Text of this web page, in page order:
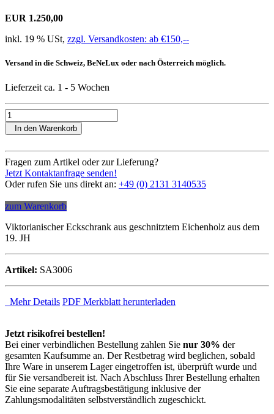
EUR 1.250,00
inkl. 19 % USt, zzgl. Versandkosten: ab €150,--
Versand in die Schweiz, BeNeLux oder nach Österreich möglich.
Lieferzeit ca. 1 - 5 Wochen
In den Warenkorb
Fragen zum Artikel oder zur Lieferung?
Jetzt Kontaktanfrage senden!
Oder rufen Sie uns direkt an: +49 (0) 2131 3140535
zum Warenkorb
Viktorianischer Eckschrank aus geschnitztem Eichenholz aus dem
19. JH
Artikel: SA3006
Mehr Details PDF Merkblatt herunterladen
Jetzt risikofrei bestellen!
Bei einer verbindlichen Bestellung zahlen Sie nur 30% der
gesamten Kaufsumme an. Der Restbetrag wird beglichen, sobald
Ihre Ware in unserem Lager eingetroffen ist, überprüft wurde und
für Sie versandbereit ist. Nach Abschluss Ihrer Bestellung erhalten
Sie eine separate Auftragsbestätigung inklusive der
Zahlungsmodalitäten selbstverständlich zugeschickt.